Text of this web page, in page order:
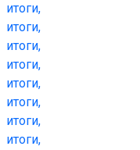
итоги,
итоги,
итоги,
итоги,
итоги,
итоги,
итоги,
итоги,